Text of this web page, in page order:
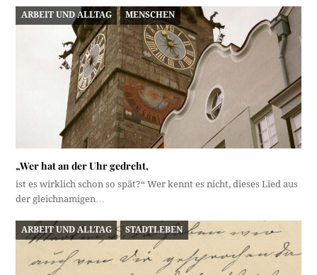
ARBEIT UND ALLTAG MENSCHEN
„Wer hat an der Uhr gedreht,
ist es wirklich schon so spät?“ Wer kennt es nicht, dieses Lied aus
der gleichnamigen…
ARBEIT UND ALLTAG STADTLEBEN